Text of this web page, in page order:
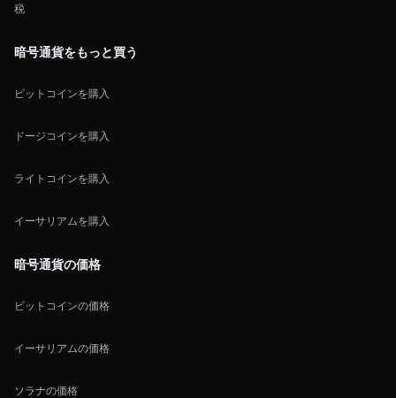
税
暗号通貨をもっと買う
ビットコインを購入
ドージコインを購入
ライトコインを購入
イーサリアムを購入
暗号通貨の価格
ビットコインの価格
イーサリアムの価格
ソラナの価格